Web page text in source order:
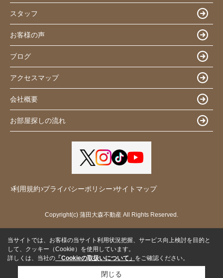
スタッフ
お客様の声
ブログ
アクセスマップ
会社概要
お部屋探しの流れ
利用規約 プライバシーポリシー サイトマップ
Copyright(c) 蒲田大森不動産 All Rights Reserved.
当サイトでは、お客様の当サイト利用状況把握、サービス向上検討を目的と
して、クッキー（Cookie）を使用しています。
詳しくは、当社の 「Cookieの取扱いについて」 をご確認ください。
閉じる